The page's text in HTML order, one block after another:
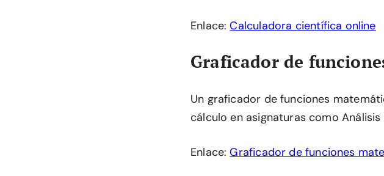
Enlace:Calculadora científica online
Graficador de
Un graficador de funciones
cálculo en asignaturas como
Enlace:Graficador de funciones